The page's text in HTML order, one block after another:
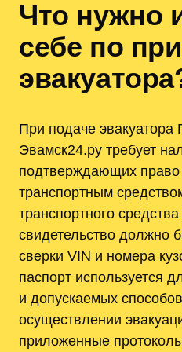
Что нужно
себе по
При подаче эвакуатора
Эвамск24.ру требует
подтверждающих право
транспортным
транспортного
свидетельство должно
сверки VIN и номера
паспорт используется
и допускаемых
осуществлении
приложенные